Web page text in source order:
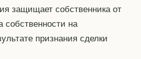
защищает собственника от
собственности на
признания сделки